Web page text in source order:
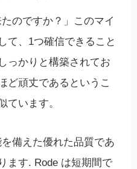
のですか？」このマイ
て、1つ確信できること
っかりと構築されてお
ど頑丈であるというこ
ています。
備えた優れた品質であ
ます. Rode は短期間で